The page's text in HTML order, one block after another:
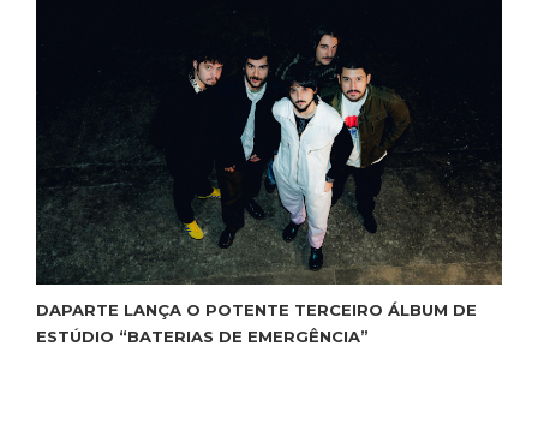
DAPARTE LANÇA O POTENTE TERCEIRO ÁLBUM DE
ESTÚDIO “BATERIAS DE EMERGÊNCIA”